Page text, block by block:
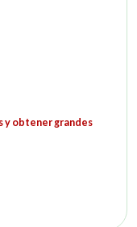
y obtener grandes